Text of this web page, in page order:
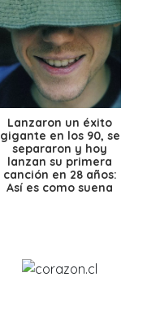
Lanzaron un éxito
gigante en los 90, se
separaron y hoy
lanzan su primera
canción en 28 años:
Así es como suena